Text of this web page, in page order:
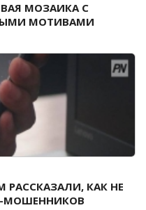
МОЗАИКА С
МОТИВАМИ
КАК НЕ
МОШЕННИКОВ